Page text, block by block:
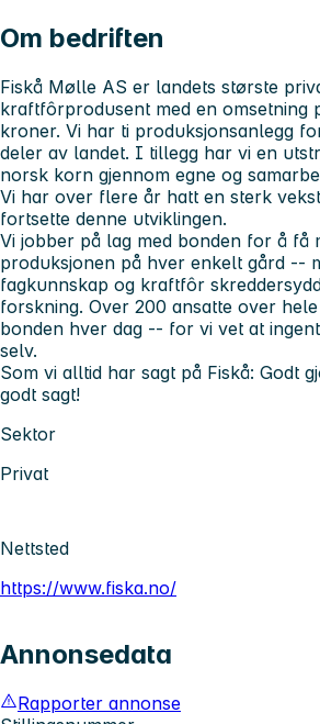
Om bedriften
Fiskå Mølle AS er landets største
kraftfôrprodusent med en omsetning
kroner. Vi har ti produksjonsanlegg
deler av landet. I tillegg har vi en
norsk korn gjennom egne og
Vi har over flere år hatt en sterk
fortsette denne utviklingen.
Vi jobber på lag med bonden for å få
produksjonen på hver enkelt gård --
fagkunnskap og kraftfôr
forskning. Over 200 ansatte over
bonden hver dag -- for vi vet at
selv.
Som vi alltid har sagt på Fiskå: Godt
godt sagt!
Sektor
Privat
Nettsted
https://www.fiska.no/
Annonsedata
Rapporter annonse